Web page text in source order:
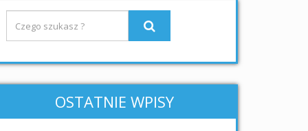
OSTATNIE WPISY